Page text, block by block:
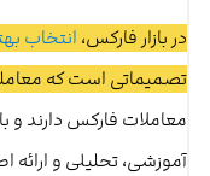
در بازار فارکس، انتخاب
تصمیماتی است که
معاملات فارکس دارند و
آموزشی، تحلیلی و ارائه